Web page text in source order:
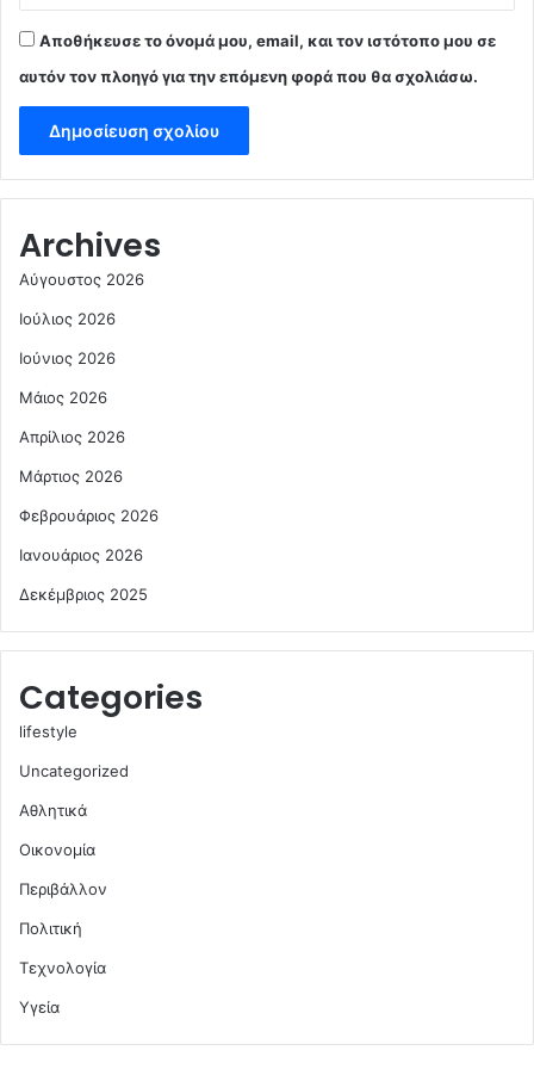
Αποθήκευσε το όνομά μου, email, και τον ιστότοπο μου σε
αυτόν τον πλοηγό για την επόμενη φορά που θα σχολιάσω.
Archives
Αύγουστος 2026
Ιούλιος 2026
Ιούνιος 2026
Μάιος 2026
Απρίλιος 2026
Μάρτιος 2026
Φεβρουάριος 2026
Ιανουάριος 2026
Δεκέμβριος 2025
Categories
lifestyle
Uncategorized
Αθλητικά
Οικονομία
Περιβάλλον
Πολιτική
Τεχνολογία
Υγεία